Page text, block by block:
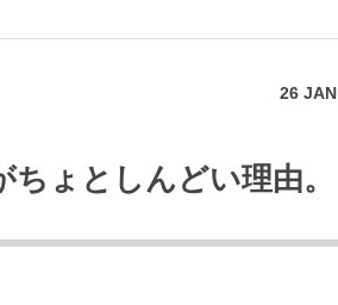
26 JAN
ちょとしんどい理由。